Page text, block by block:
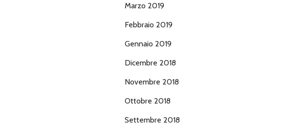
Marzo 2019
Febbraio 2019
Gennaio 2019
Dicembre 2018
Novembre 2018
Ottobre 2018
Settembre 2018